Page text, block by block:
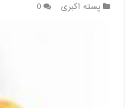
پسته اکبری 0